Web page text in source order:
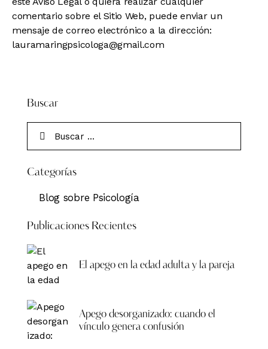
comentario sobre el Sitio Web, puede enviar un
mensaje de correo electrónico a la dirección:
lauramaringpsicologa@gmail.com
Buscar
Categorías
Blog sobre Psicología
Publicaciones Recientes
El apego en la edad adulta y la pareja
Apego desorganizado: cuando el
vínculo genera confusión